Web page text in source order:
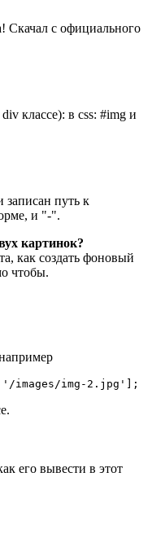
Скачал с официального
классе): в css: #img и
записан путь к
и "-".
картинок?
как создать фоновый
чтобы.
'/images/img-2.jpg' ;
его вывести в этот